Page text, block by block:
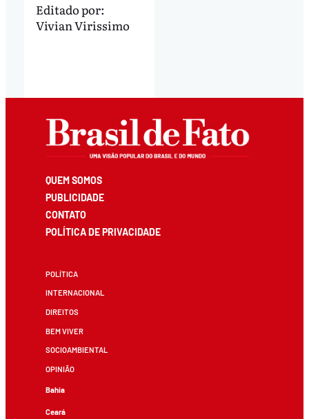
Editado por:
Vivian Virissimo
QUEM SOMOS
PUBLICIDADE
CONTATO
POLÍTICA DE PRIVACIDADE
POLÍTICA
INTERNACIONAL
DIREITOS
BEM VIVER
SOCIOAMBIENTAL
OPINIÃO
Bahia
Ceará